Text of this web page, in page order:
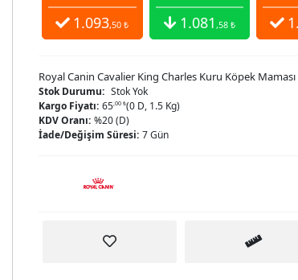
1.093,50 ₺ 1.081 ,58 ₺
Royal Canin Cavalier King Charles Kuru Köpek Maması
Stok Durumu: Stok Yok
Kargo Fiyatı: 65,00 ₺(0 D, 1.5 Kg)
KDV Oranı: %20 (D)
İade/Değişim Süresi: 7 Gün